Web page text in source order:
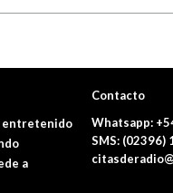
entretenido
a
Contacto
Whatsapp:
SMS: (02396)